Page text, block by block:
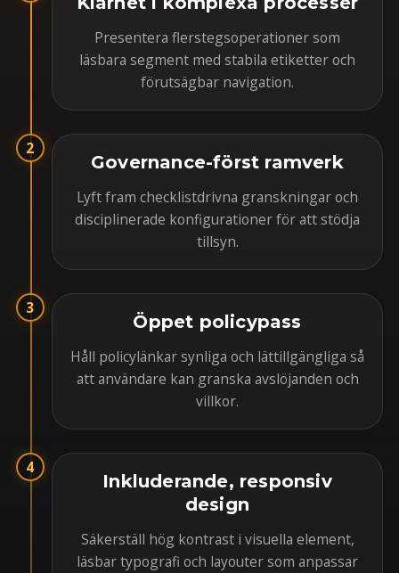
Presentera flerstegsoperationer som
läsbara segment med stabila etiketter och
förutsägbar navigation.
2
Governance-först ramverk
Lyft fram checklistdrivna granskningar och
disciplinerade konfigurationer för att stödja
tillsyn.
3
Öppet policypass
Håll policylänkar synliga och lättillgängliga så
att användare kan granska avslöjanden och
villkor.
4
Inkluderande, responsiv
design
Säkerställ hög kontrast i visuella element,
läsbar typografi och layouter som anpassar